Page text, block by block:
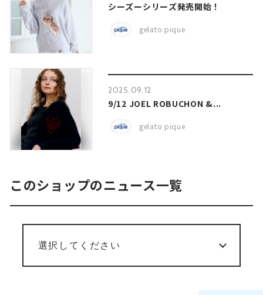
シーズーシリーズ発売開始！
gelato pique
2025.09.12
9/12 JOEL ROBUCHON &...
gelato pique
このショップのニュース一覧